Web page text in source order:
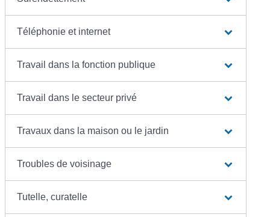
Téléphonie et internet
Travail dans la fonction publique
Travail dans le secteur privé
Travaux dans la maison ou le jardin
Troubles de voisinage
Tutelle, curatelle